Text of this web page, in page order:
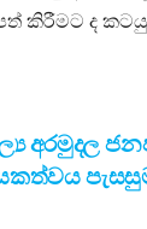
කිරීමට ද
අරමුදල